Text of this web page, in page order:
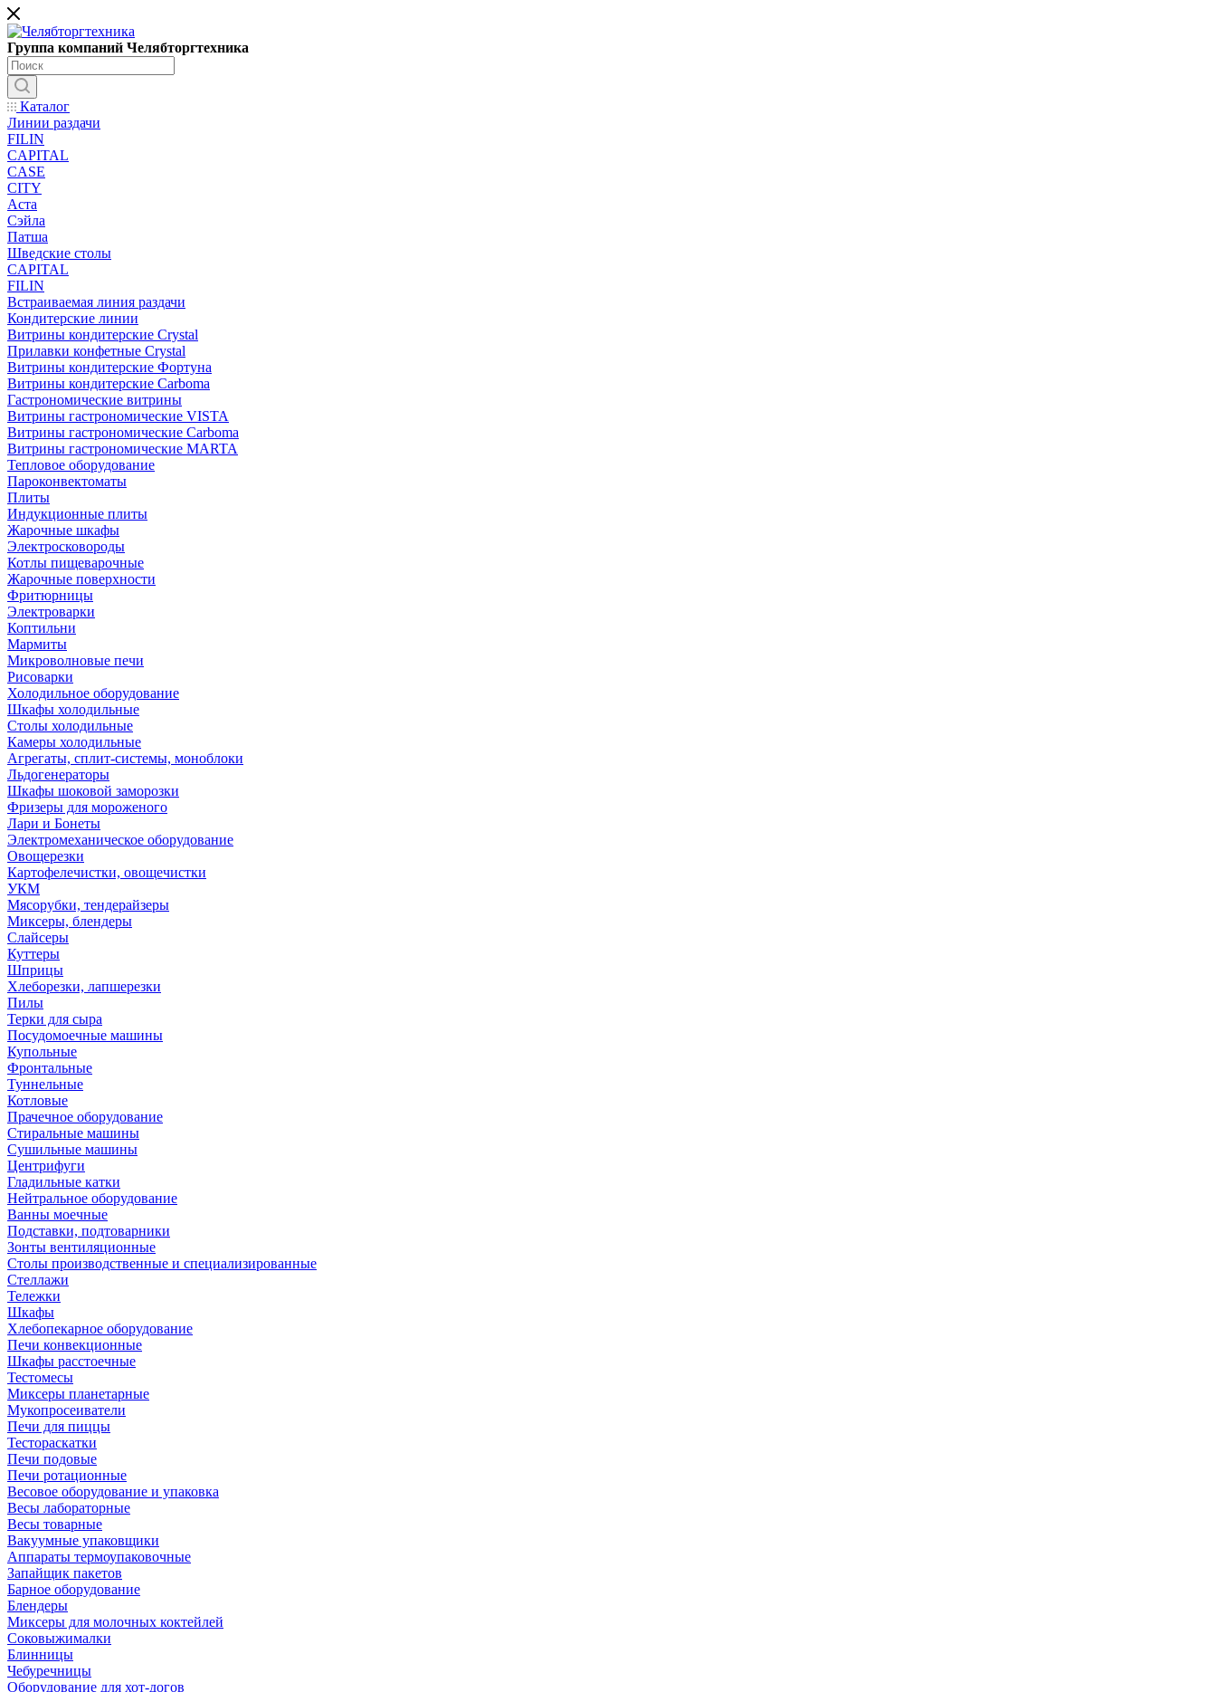
Группа компаний Челябторгтехника
Каталог
Линии раздачи
FILIN
CAPITAL
CASE
CITY
Аста
Сэйла
Патша
Шведские столы
CAPITAL
FILIN
Встраиваемая линия раздачи
Кондитерские линии
Витрины кондитерские Crystal
Прилавки конфетные Crystal
Витрины кондитерские Фортуна
Витрины кондитерские Carboma
Гастрономические витрины
Витрины гастрономические VISTA
Витрины гастрономические Carboma
Витрины гастрономические MARTA
Тепловое оборудование
Пароконвектоматы
Плиты
Индукционные плиты
Жарочные шкафы
Электросковороды
Котлы пищеварочные
Жарочные поверхности
Фритюрницы
Электроварки
Коптильни
Мармиты
Микроволновые печи
Рисоварки
Холодильное оборудование
Шкафы холодильные
Столы холодильные
Камеры холодильные
Агрегаты, сплит-системы, моноблоки
Льдогенераторы
Шкафы шоковой заморозки
Фризеры для мороженого
Лари и Бонеты
Электромеханическое оборудование
Овощерезки
Картофелечистки, овощечистки
УКМ
Мясорубки, тендерайзеры
Миксеры, блендеры
Слайсеры
Куттеры
Шприцы
Хлеборезки, лапшерезки
Пилы
Терки для сыра
Посудомоечные машины
Купольные
Фронтальные
Туннельные
Котловые
Прачечное оборудование
Стиральные машины
Сушильные машины
Центрифуги
Гладильные катки
Нейтральное оборудование
Ванны моечные
Подставки, подтоварники
Зонты вентиляционные
Столы производственные и специализированные
Стеллажи
Тележки
Шкафы
Хлебопекарное оборудование
Печи конвекционные
Шкафы расстоечные
Тестомесы
Миксеры планетарные
Мукопросеиватели
Печи для пиццы
Тестораскатки
Печи подовые
Печи ротационные
Весовое оборудование и упаковка
Весы лабораторные
Весы товарные
Вакуумные упаковщики
Аппараты термоупаковочные
Запайщик пакетов
Барное оборудование
Блендеры
Миксеры для молочных коктейлей
Соковыжималки
Блинницы
Чебуречницы
Оборудование для хот-догов